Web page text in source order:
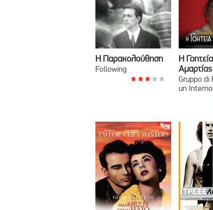
Η Παρακολούθηση
Following
Η
Αμαρτίας
Gruppo di
un Interno